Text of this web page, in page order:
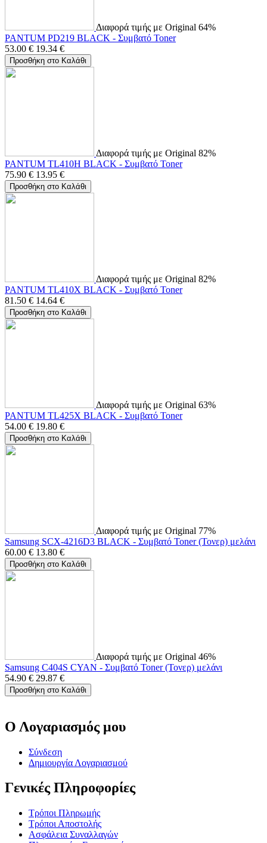
Διαφορά τιμής με Original 64%
PANTUM PD219 BLACK - Συμβατό Toner
53.00 € 19.34 €
Προσθήκη στο Καλάθι
Διαφορά τιμής με Original 82%
PANTUM TL410H BLACK - Συμβατό Toner
75.90 € 13.95 €
Προσθήκη στο Καλάθι
Διαφορά τιμής με Original 82%
PANTUM TL410X BLACK - Συμβατό Toner
81.50 € 14.64 €
Προσθήκη στο Καλάθι
Διαφορά τιμής με Original 63%
PANTUM TL425X BLACK - Συμβατό Toner
54.00 € 19.80 €
Προσθήκη στο Καλάθι
Διαφορά τιμής με Original 77%
Samsung SCX-4216D3 BLACK - Συμβατό Toner (Τονερ) μελάνι
60.00 € 13.80 €
Προσθήκη στο Καλάθι
Διαφορά τιμής με Original 46%
Samsung C404S CYAN - Συμβατό Toner (Τονερ) μελάνι
54.90 € 29.87 €
Προσθήκη στο Καλάθι
Ο Λογαριασμός μου
Σύνδεση
Δημιουργία Λογαριασμού
Γενικές Πληροφορίες
Τρόποι Πληρωμής
Τρόποι Αποστολής
Ασφάλεια Συναλλαγών